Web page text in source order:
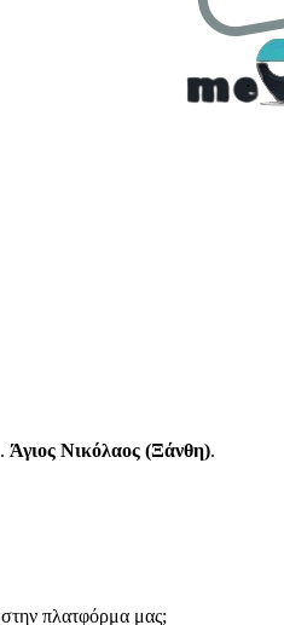
Άγιος Νικόλαος (Ξάνθη).
στην πλατφόρμα μας;